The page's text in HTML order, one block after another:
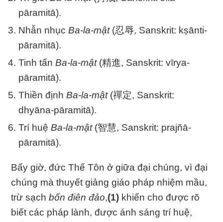
pāramitā).
Nhẫn nhụcBa-la-mật (忍辱, Sanskrit: kṣānti-
pāramitā).
Tinh tấnBa-la-mật (精進, Sanskrit: vīrya-
pāramitā).
Thiền địnhBa-la-mật (禪定, Sanskrit:
dhyāna-pāramitā).
Trí huệBa-la-mật (智慧, Sanskrit: prajñā-
pāramitā).
Bấy giờ, đức Thế Tôn ở giữa đại chúng, vì đại
chúng mà thuyết giảng giáo pháp nhiệm mầu,
trừ sạchbốn điên đảo,(1) khiến cho được rõ
biết các pháp lành, được ánh sáng trí huệ,